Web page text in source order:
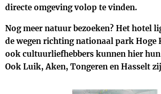
directe omgeving volop te vinden.
Nog meer natuur bezoeken? Het hotel
de wegen richting nationaal park Hoge
ook cultuurliefhebbers kunnen hier
Ook Luik, Aken, Tongeren en Hasselt